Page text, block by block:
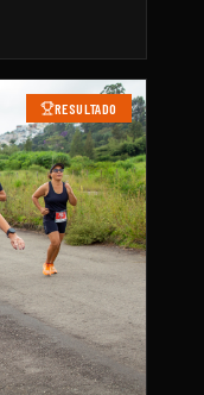
RESULTADO